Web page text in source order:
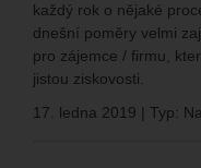
každý rok o nějaké
dnešní poměry velmi
pro zájemce / firmu,
jistou ziskovosti.
17. ledna 2019 | Typ: